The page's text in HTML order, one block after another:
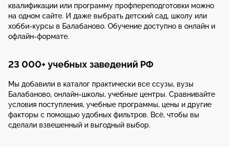
квалификации или программу профпереподготовки можно
на одном сайте. И даже выбрать детский сад, школу или
хобби-курсы в Балабаново. Обучение доступно в онлайн и
офлайн-формате.
23 000+ учебных заведений РФ
Мы добавили в каталог практически все ссузы, вузы
Балабаново, онлайн-школы, учебные центры. Сравнивайте
условия поступления, учебные программы, цены и другие
факторы с помощью удобных фильтров. Всё, чтобы вы
сделали взвешенный и выгодный выбор.